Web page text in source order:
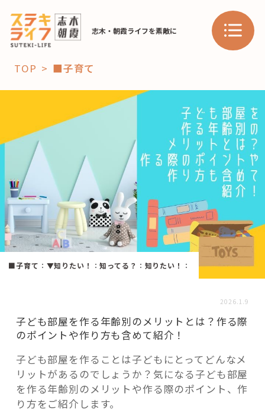
志木・朝霞ライフを素敵に
「コト」
暮らし
おすすめ
スポット 学び・教育
「場」
HAREL HAREL
活用事例
「モノ」
fleXe リノベ事例
「ひと」
TOP ■子育て
■子育て ： ▼知りたい！ ：知ってる？ ： 知りたい！ ：
2026.1.9
子ども部屋を作る年齢別のメリットとは？作る際
のポイントや作り方も含めて紹介！
子ども部屋を作ることは子どもにとってどんなメ
リットがあるのでしょうか？気になる子ども部屋
を作る年齢別のメリットや作る際のポイント、作
り方をご紹介します。